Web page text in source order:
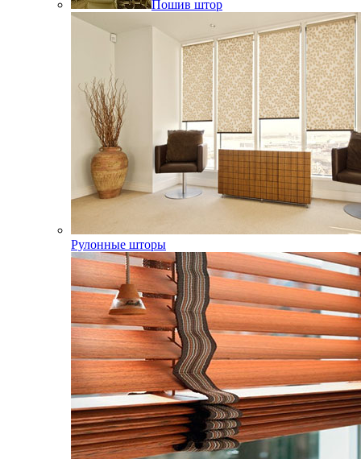
Пошив штор
Рулонные шторы